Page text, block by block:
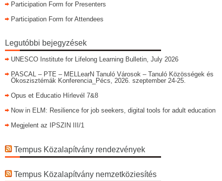
Participation Form for Presenters
Participation Form for Attendees
Legutóbbi bejegyzések
UNESCO Institute for Lifelong Learning Bulletin, July 2026
PASCAL – PTE – MELLearN Tanuló Városok – Tanuló Közösségek és
Ökoszisztémák Konferencia_Pécs, 2026. szeptember 24-25.
Opus et Educatio Hírlevél 7&8
Now in ELM: Resilience for job seekers, digital tools for adult education
Megjelent az IPSZIN III/1
Tempus Közalapítvány rendezvények
Tempus Közalapítvány nemzetköziesítés